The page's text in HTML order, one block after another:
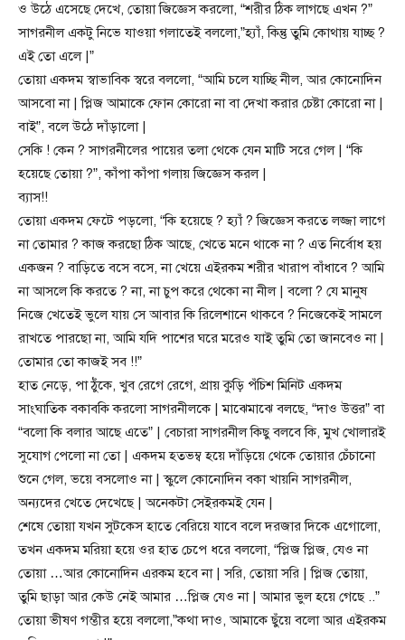
ও উঠে এসেছে দেখে, তোয়া জিজ্ঞেস করলো, “শরীর ঠিক লাগছে এখন ?”
সাগরনীল একটু নিভে যাওয়া গলাতেই বললো,”হ্যাঁ, কিন্তু তুমি কোথায় যাচ্ছ ?
এই তো এলে |”
তোয়া একদম স্বাভাবিক স্বরে বললো, “আমি চলে যাচ্ছি নীল, আর কোনোদিন
আসবো না | প্লিজ আমাকে ফোন কোরো না বা দেখা করার চেষ্টা কোরো না |
বাই”, বলে উঠে দাঁড়ালো |
সেকি ! কেন ? সাগরনীলের পায়ের তলা থেকে যেন মাটি সরে গেল | “কি
হয়েছে তোয়া ?”, কাঁপা কাঁপা গলায় জিজ্ঞেস করল |
ব্যাস!!
তোয়া একদম ফেটে পড়লো, “কি হয়েছে ? হ্যাঁ ? জিজ্ঞেস করতে লজ্জা লাগে
না তোমার ? কাজ করছো ঠিক আছে, খেতে মনে থাকে না ? এত নির্বোধ হয়
একজন ? বাড়িতে বসে বসে, না খেয়ে এইরকম শরীর খারাপ বাঁধাবে ? আমি
না আসলে কি করতে ? না, না চুপ করে থেকো না নীল | বলো ? যে মানুষ
নিজে খেতেই ভুলে যায় সে আবার কি রিলেশানে থাকবে ? নিজেকেই সামলে
রাখতে পারছো না, আমি যদি পাশের ঘরে মরেও যাই তুমি তো জানবেও না |
তোমার তো কাজই সব !!”
হাত নেড়ে, পা ঠুঁকে, খুব রেগে রেগে, প্রায় কুড়ি পঁচিশ মিনিট একদম
সাংঘাতিক বকাবকি করলো সাগরনীলকে | মাঝেমাঝে বলছে, “দাও উত্তর” বা
“বলো কি বলার আছে এতে” | বেচারা সাগরনীল কিছু বলবে কি, মুখ খোলারই
সুযোগ পেলো না তো | একদম হতভম্ব হয়ে দাঁড়িয়ে থেকে তোয়ার চেঁচানো
শুনে গেল, ভয়ে বসলোও না | স্কুলে কোনোদিন বকা খায়নি সাগরনীল,
অন্যদের খেতে দেখেছে | অনেকটা সেইরকমই যেন |
শেষে তোয়া যখন সুটকেস হাতে বেরিয়ে যাবে বলে দরজার দিকে এগোলো,
তখন একদম মরিয়া হয়ে ওর হাত চেপে ধরে বললো, “প্লিজ প্লিজ, যেও না
তোয়া …আর কোনোদিন এরকম হবে না | সরি, তোয়া সরি | প্লিজ তোয়া,
তুমি ছাড়া আর কেউ নেই আমার …প্লিজ যেও না | আমার ভুল হয়ে গেছে ..”
তোয়া ভীষণ গম্ভীর হয়ে বললো,”কথা দাও, আমাকে ছুঁয়ে বলো আর এইরকম